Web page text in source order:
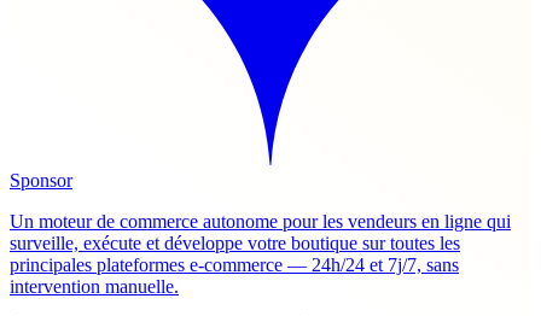
Sponsor
Un moteur de commerce autonome pour les vendeurs en ligne qui
surveille, exécute et développe votre boutique sur toutes les
principales plateformes e-commerce — 24h/24 et 7j/7, sans
intervention manuelle.